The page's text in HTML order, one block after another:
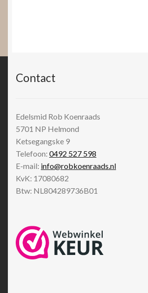
Contact
Edelsmid Rob Koenraads
5701 NP Helmond
Ketsegangske 9
Telefoon: 0492 527 598
E-mail: info@robkoenraads.nl
KvK: 17080682
Btw: NL804289736B01